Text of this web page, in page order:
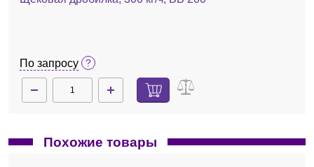
По запросу
Похожие товары